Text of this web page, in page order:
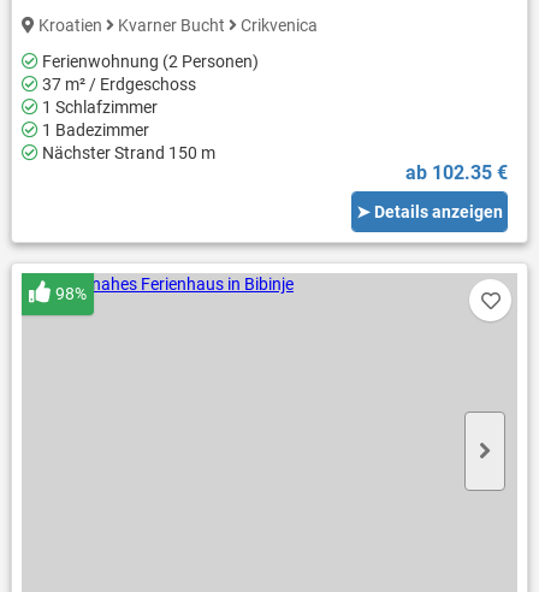
Kroatien Kvarner Bucht
Crikvenica
Ferienwohnung (2 Personen)
37 m² / Erdgeschoss
1 Schlafzimmer
1 Badezimmer
Nächster Strand 150 m
ab 102.35 €
➤ Details anzeigen
98%